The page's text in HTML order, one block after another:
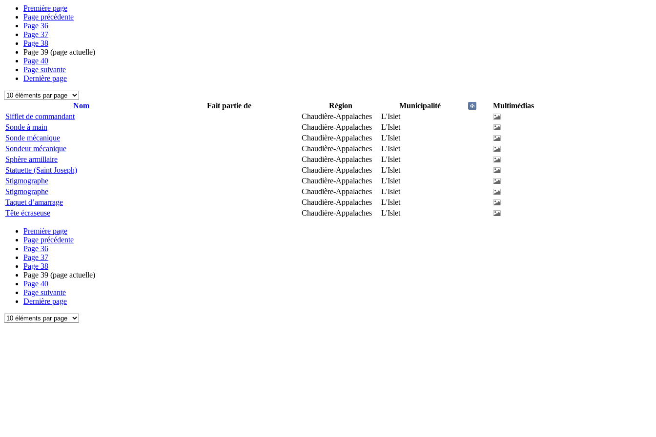
Première page
Page précédente
Page 36
Page 37
Page 38
Page 39 (page actuelle)
Page 40
Page suivante
Dernière page
Nom Fait partie de Région Municipalité
Multimédias
Sifflet de commandant
Chaudière-Appalaches
L'Islet
Sonde à main
Chaudière-Appalaches
L'Islet
Sonde mécanique
Chaudière-Appalaches
L'Islet
Sondeur mécanique
Chaudière-Appalaches
L'Islet
Sphère armillaire
Chaudière-Appalaches
L'Islet
Statuette (Saint Joseph)
Chaudière-Appalaches
L'Islet
Stigmographe
Chaudière-Appalaches
L'Islet
Stigmographe
Chaudière-Appalaches
L'Islet
Taquet d’amarrage
Chaudière-Appalaches
L'Islet
Tête écraseuse
Chaudière-Appalaches L'Islet
Première page
Page précédente
Page 36
Page 37
Page 38
Page 39 (page actuelle)
Page 40
Page suivante
Dernière page